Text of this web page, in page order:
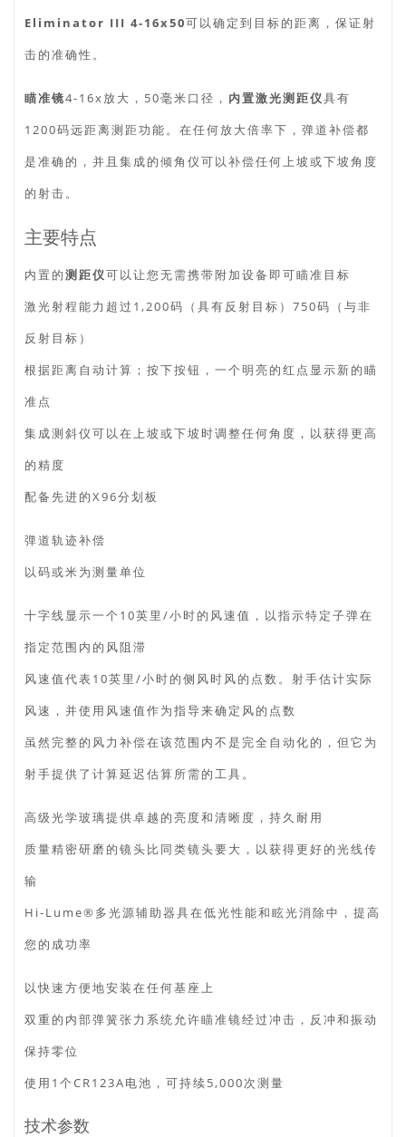
Eliminator III 4-16x50可以确定到目标​​的距离，保证射
击的准确性。
瞄准镜4-16x放大，50毫米口径， 内置激光测距仪具有
1200码远距离测距功能。在任何放大倍率下，弹道补偿都
是准确的，并且集成的倾角仪可以补偿任何上坡或下坡角度
的射击。
主要特点
内置的测距仪可以让您无需携带附加设备即可瞄准目标
激光射程能力超过1,200码（具有反射目标）750码（与非
反射目标）
根据距离自动计算；按下按钮，一个明亮的红点显示新的瞄
准点
集成测斜仪可以在上坡或下坡时调整任何角度，以获得更高
的精度
配备先进的X96分划板
弹道轨迹补偿
以码或米为测量单位
十字线显示一个10英里/小时的风速值，以指示特定子弹在
指定范围内的风阻滞
风速值代表10英里/小时的侧风时风的点数。射手估计实际
风速，并使用风速值作为指导来确定风的点数
虽然完整的风力补偿在该范围内不是完全自动化的，但它为
射手提供了计算延迟估算所需的工具。
高级光学玻璃提供卓越的亮度和清晰度，持久耐用
质量精密研磨的镜头比同类镜头要大，以获得更好的光线传
输
Hi-Lume®多光源辅助器具在低光性能和眩光消除中，提高
您的成功率
以快速方便地安装在任何基座上
双重的内部弹簧张力系统允许瞄准镜经过冲击，反冲和振动
保持零位
使用1个CR123A电池，可持续5,000次测量
技术参数